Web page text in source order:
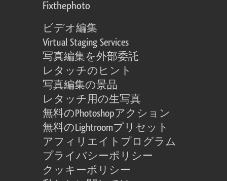
Fixthephoto
ビデオ編集
Virtual Staging Services
写真編集を外部委託
レタッチのヒント
写真編集の景品
レタッチ用の生写真
無料のPhotoshopアクション
無料のLightroomプリセット
アフィリエイトプログラム
プライバシーポリシー
クッキーポリシー